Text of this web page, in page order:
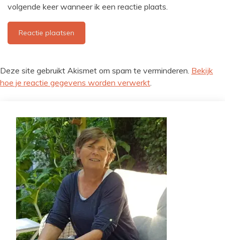
volgende keer wanneer ik een reactie plaats.
Deze site gebruikt Akismet om spam te verminderen. Bekijk
hoe je reactie gegevens worden verwerkt